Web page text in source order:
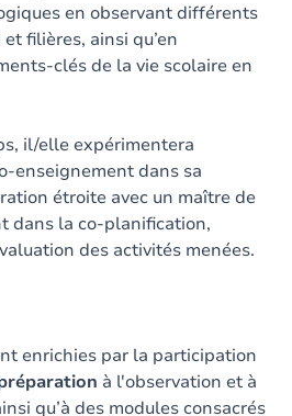
en observant différents
filières, ainsi qu’en
clés de la vie scolaire en
il/elle expérimentera
enseignement dans sa
étroite avec un maître de
dans la co-planification,
des activités menées.
enrichies par la participation
à l'observation et à
qu’à des modules consacrés